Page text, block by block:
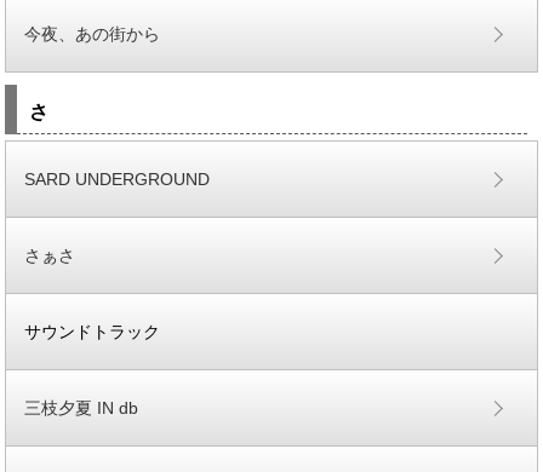
今夜、あの街から
さ
SARD UNDERGROUND
さぁさ
サウンドトラック
三枝夕夏 IN db